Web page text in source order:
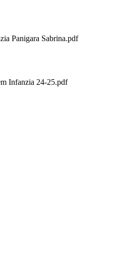
Panigara Sabrina.pdf
Infanzia 24-25.pdf